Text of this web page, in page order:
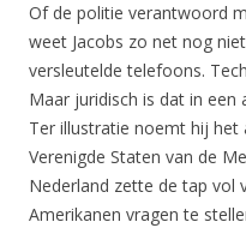
Of de politie verantwoord
weet Jacobs zo net nog
versleutelde telefoons.
Maar juridisch is dat in een
Ter illustratie noemt hij het
Verenigde Staten van de
Nederland zette de tap vol
Amerikanen vragen te